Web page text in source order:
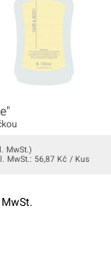
MwSt.)
MwSt.: 56,87 Kč / Kus
MwSt.